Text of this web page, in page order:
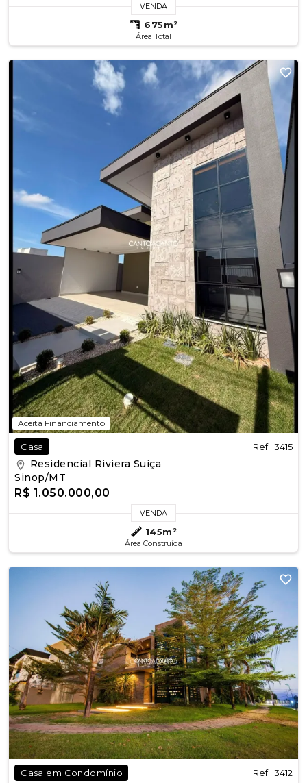
VENDA
675m²
Área Total
Aceita Financiamento
Casa Ref.: 3415
Residencial Riviera Suíça
Sinop/MT
R$ 1.050.000,00
VENDA
145m²
Área Construída
Casa em Condomínio Ref.: 3412